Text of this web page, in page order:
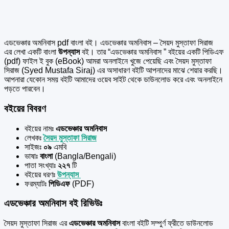
এডভেঞ্চার অমনিবাস pdf বাংলা বই। এডভেঞ্চার অমনিবাস – সৈয়দ মুস্তাফা সিরাজ
এর লেখা একটি বাংলা উপন্যাসবই। তার “এডভেঞ্চার অমনিবাস ” বইয়ের একটি পিডিএফ
(pdf) ফাইল ই বুক (eBook) আমরা অনলাইনে খুজে পেয়েছি এবং সৈয়দ মুস্তাফা
সিরাজ (Syed Mustafa Siraj) এর অসাধারণ বইটি আপনাদের মাঝে শেয়ার করছি।
আপনারা যেকোন সময় বইটি আমাদের ওয়েব সাইট থেকে ডাউনলোড করে এবং অনলাইনে
পড়তে পারবেন।
বইয়ের বিবরণ
বইয়ের নামঃ এডভেঞ্চার অমনিবাস
লেখকঃসৈয়দ মুস্তাফা সিরাজ
সাইজঃ ০৯ এমবি
ভাষাঃ বাংলা (Bangla/Bengali)
পাতা সংখ্যাঃ ২২৭ টি
বইয়ের ধরণঃ উপন্যাস
ফরম্যাটঃ পিডিএফ (PDF)
এডভেঞ্চার অমনিবাস বই রিভিউঃ
সৈয়দ মুস্তাফা সিরাজ এরএডভেঞ্চার অমনিবাসবাংলা বইটি সম্পুর্ণ ফ্রীতে ডাউনলোড